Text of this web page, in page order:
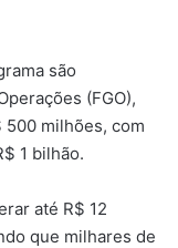
são
(FGO),
milhões, com
1 bilhão.
até R$ 12
que milhares de